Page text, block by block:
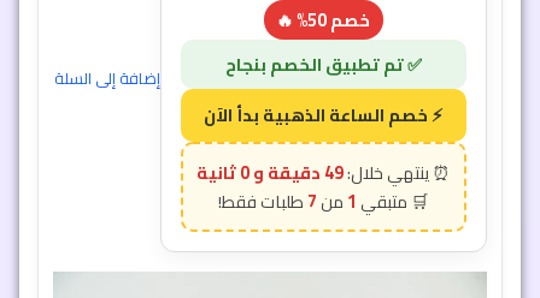
1,089ج.م
544ج.م
خصم 50% 🔥
48 دقيقة و 57 ثانية
1
7